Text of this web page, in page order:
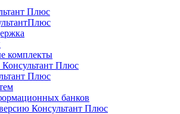
Плюс
комплекты
Плюс
Плюс
банков
Консультант Плюс